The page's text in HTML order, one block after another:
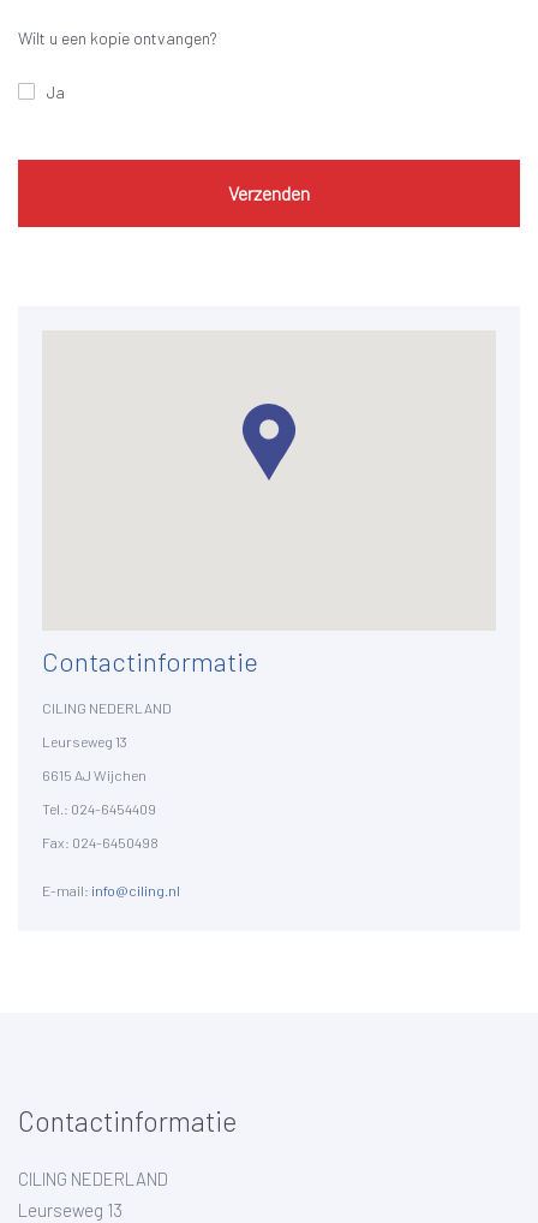
Wilt u een kopie ontvangen?
Ja
Contactinformatie
CILING NEDERLAND
Leurseweg 13
6615 AJ Wijchen
Tel.: 024-6454409
Fax: 024-6450498
E-mail: info@ciling.nl
Contactinformatie
CILING NEDERLAND
Leurseweg 13